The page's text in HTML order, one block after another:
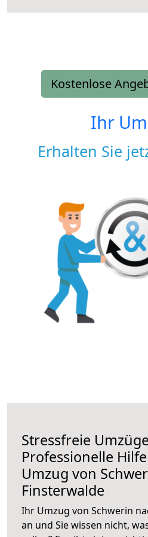
Kostenlose
Ihr
Erhalten Sie
Stressfreie
Professionelle
Umzug von
Finsterwalde
Ihr Umzug von Schwerin
an und Sie wissen nicht,